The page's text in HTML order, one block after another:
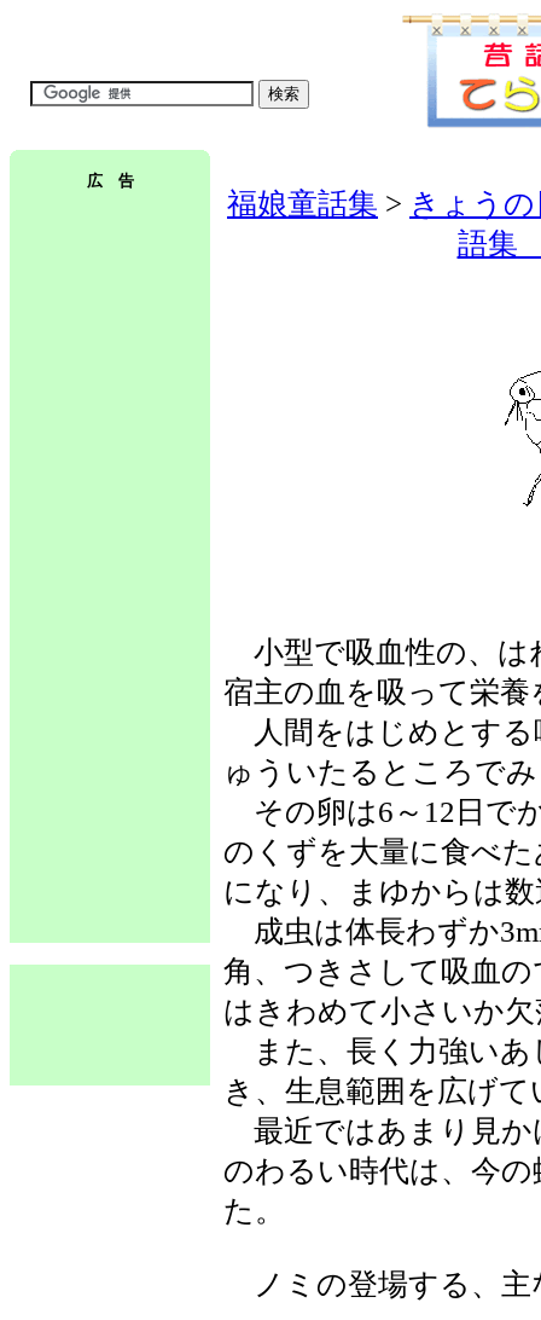
広 告
福娘童話集 > きょう
語集
小型で吸血性の、は
宿主の血を吸って栄養
人間をはじめとする
ゅういたるところで
その卵は6～12日で
のくずを大量に食べ
になり、まゆからは
成虫は体長わずか
角、つきさして吸血
はきわめて小さいか
また、長く力強いあ
き、生息範囲を広げ
最近ではあまり見か
のわるい時代は、今
た。
ノミの登場する、主